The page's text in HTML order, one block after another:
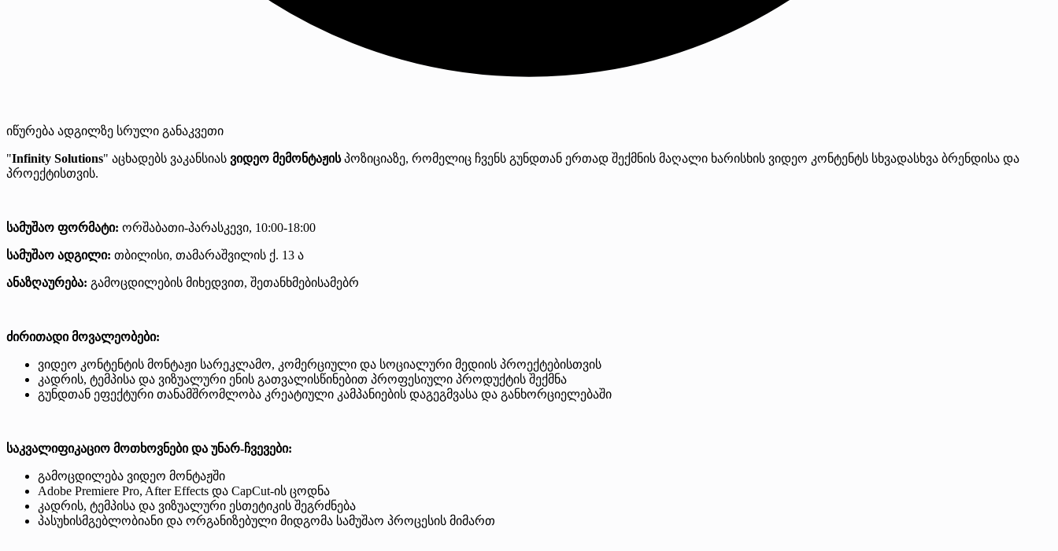
იწურება ადგილზე სრული განაკვეთი
"Infinity Solutions" აცხადებს ვაკანსიას ვიდეო მემონტაჟისპოზიციაზე, რომელიც ჩვენს გუნდთან ერთად შექმნის მაღალი ხარისხის ვიდეო კონტენტს სხვადასხვა ბრენდისა და
პროექტისთვის.
სამუშაო ფორმატი: ორშაბათი-პარასკევი, 10:00-18:00
სამუშაო ადგილი: თბილისი, თამარაშვილის ქ. 13 ა
ანაზღაურება: გამოცდილების მიხედვით, შეთანხმებისამებრ
ძირითადი მოვალეობები:
ვიდეო კონტენტის მონტაჟი სარეკლამო, კომერციული და სოციალური მედიის პროექტებისთვის
კადრის, ტემპისა და ვიზუალური ენის გათვალისწინებით პროფესიული პროდუქტის შექმნა
გუნდთან ეფექტური თანამშრომლობა კრეატიული კამპანიების დაგეგმვასა და განხორციელებაში
საკვალიფიკაციო მოთხოვნები და უნარ-ჩვევები:
გამოცდილება ვიდეო მონტაჟში
Adobe Premiere Pro, After Effects და CapCut-ის ცოდნა
კადრის, ტემპისა და ვიზუალური ესთეტიკის შეგრძნება
პასუხისმგებლობიანი და ორგანიზებული მიდგომა სამუშაო პროცესის მიმართ